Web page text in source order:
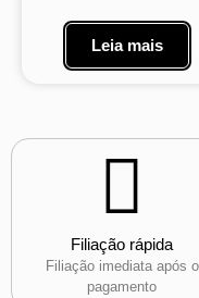
Leia mais
Filiação rápida
Filiação imediata após o
pagamento